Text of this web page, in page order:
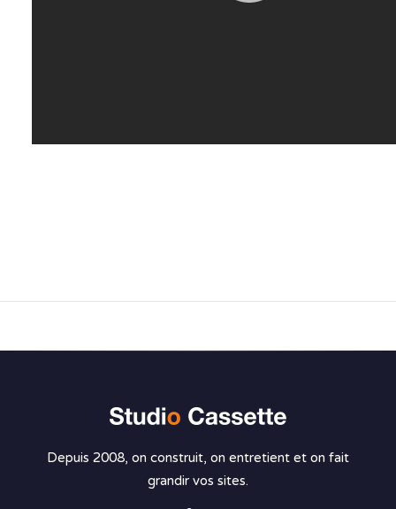
Depuis 2008, on construit, on entretient et on fait
grandir vos sites.